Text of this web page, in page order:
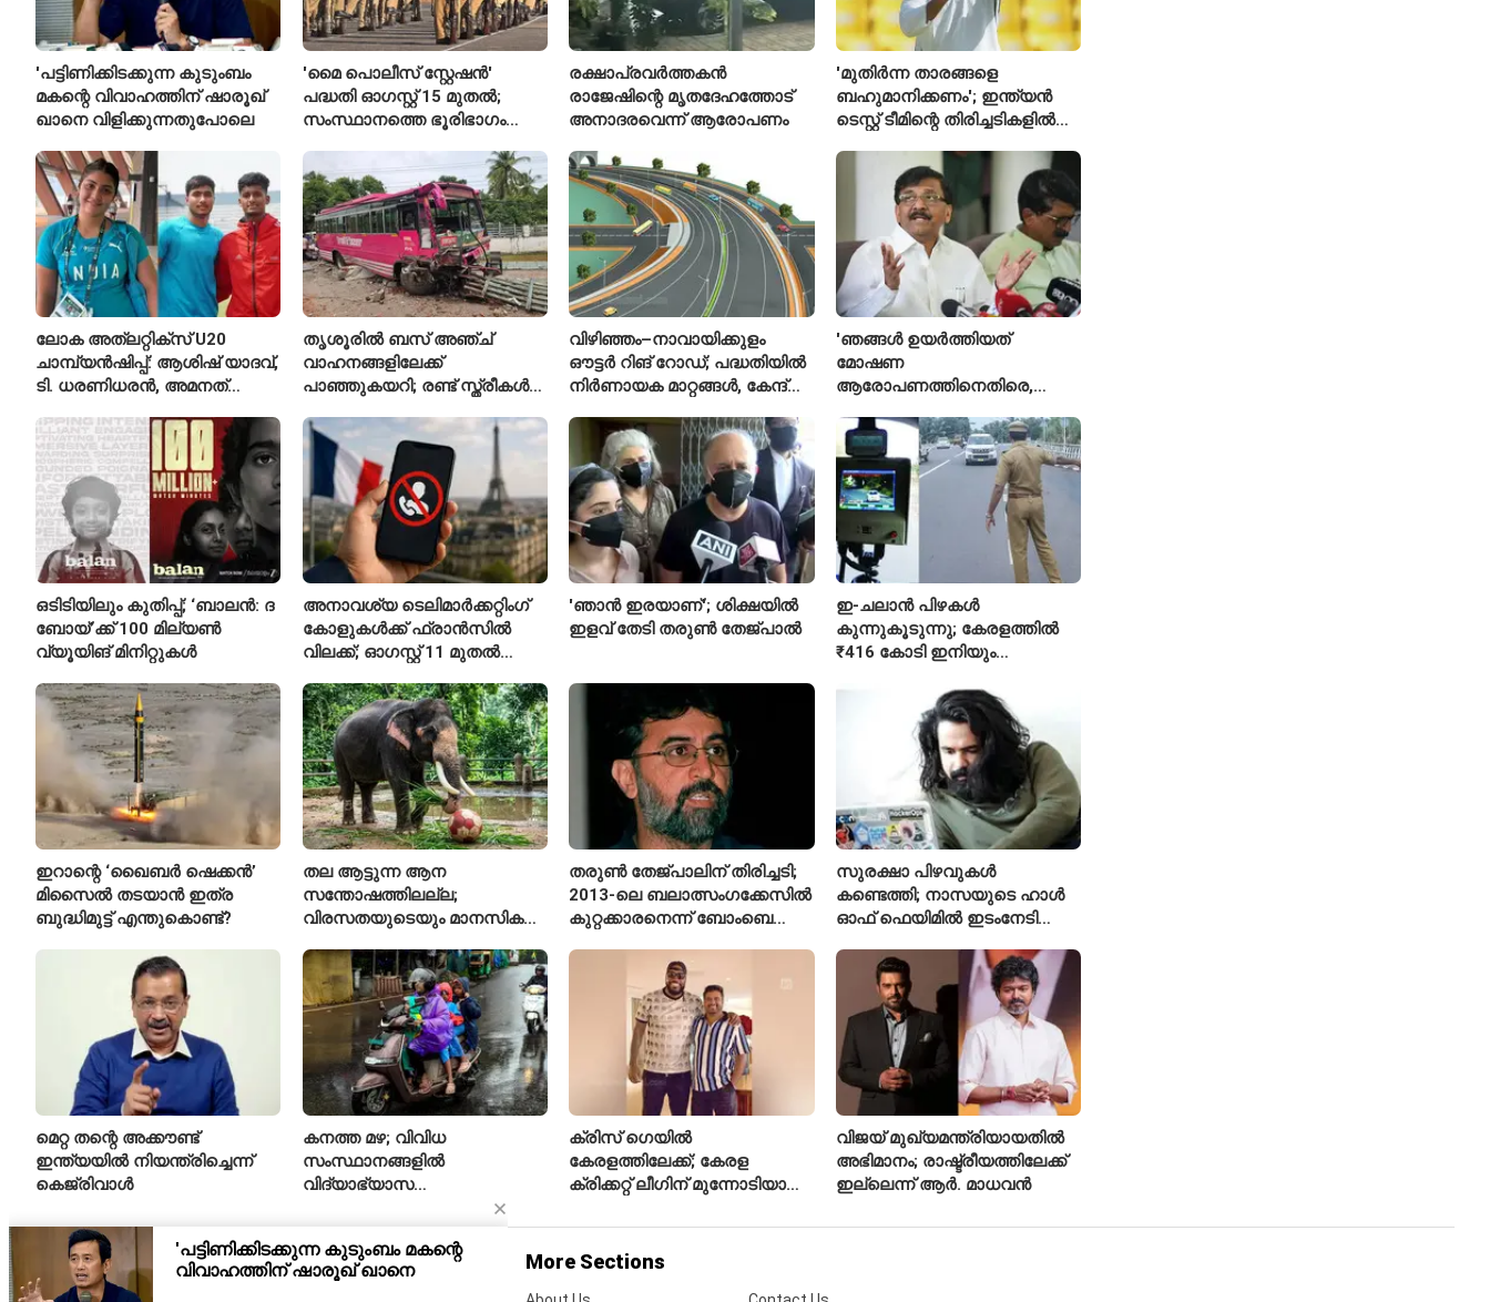
'പട്ടിണിക്കിടക്കുന്ന കുടുംബം
മകന്റെ വിവാഹത്തിന് ഷാരൂഖ്
ഖാനെ വിളിക്കുന്നതുപോലെ
'മൈ പൊലീസ് സ്റ്റേഷൻ'
പദ്ധതി ഓഗസ്റ്റ് 15 മുതൽ;
സംസ്ഥാനത്തെ ഭൂരിഭാഗം
എസ്‌ഐമാർക്ക്
രക്ഷാപ്രവർത്തകൻ
രാജേഷിന്റെ മൃതദേഹത്തോട്
അനാദരവെന്ന് ആരോപണം
'മുതിർന്ന താരങ്ങളെ
ബഹുമാനിക്കണം'; ഇന്ത്യൻ
ടെസ്റ്റ് ടീമിന്റെ തിരിച്ചടികളിൽ
ലോക അത്‌ലറ്റിക്സ് U20
ചാമ്പ്യൻഷിപ്പ്: ആശിഷ് യാദവ്,
ടി. ധരണിധരൻ, അമനത്
തൃശൂരിൽ ബസ് അഞ്ച്
വാഹനങ്ങളിലേക്ക്
പാഞ്ഞുകയറി; രണ്ട് സ്ത്രീകൾ
വിഴിഞ്ഞം–നാവായിക്കുളം
ഔട്ടർ റിങ് റോഡ്; പദ്ധതിയിൽ
നിർണായക മാറ്റങ്ങൾ, കേന്ദ്രം
'ഞങ്ങൾ ഉയർത്തിയത്
മോഷണ
ആരോപണത്തിനെതിരെ,
റിജിജുവിന് മറുപടിയുമായി
സഞ്ജയ് റാവത്ത്
ഒടിടിയിലും കുതിപ്പ്; ‘ബാലൻ: ദ
ബോയ്’ക്ക് 100 മില്യൺ
വ്യൂയിങ് മിനിറ്റുകൾ
അനാവശ്യ ടെലിമാർക്കറ്റിംഗ്
കോളുകൾക്ക് ഫ്രാൻസിൽ
വിലക്ക്; ഓഗസ്റ്റ് 11 മുതൽ
'ഞാൻ ഇരയാണ്'; ശിക്ഷയിൽ
ഇളവ് തേടി തരുണ്‍ തേജ്പാൽ
ഇ-ചലാൻ പിഴകൾ
കുന്നുകൂടുന്നു; കേരളത്തിൽ
₹416 കോടി ഇനിയും
ഇറാന്റെ ‘ഖൈബർ ഷെക്കൻ’
മിസൈൽ തടയാൻ ഇത്ര
ബുദ്ധിമുട്ട് എന്തുകൊണ്ട്?
തല ആട്ടുന്ന ആന
സന്തോഷത്തിലല്ല;
വിരസതയുടെയും മാനസിക
ലക്ഷണമെന്ന് വിദഗ്ധർ
തരുൺ തേജ്പാലിന് തിരിച്ചടി;
2013-ലെ ബലാത്സംഗക്കേസിൽ
കുറ്റക്കാരനെന്ന് ബോംബെ
സുരക്ഷാ പിഴവുകൾ
കണ്ടെത്തി; നാസയുടെ ഹാൾ
ഓഫ് ഫെയിമിൽ ഇടംനേടി
മെറ്റ തന്റെ അക്കൗണ്ട്
ഇന്ത്യയിൽ നിയന്ത്രിച്ചെന്ന്
കെജ്‌രിവാൾ
കനത്ത മഴ; വിവിധ
സംസ്ഥാനങ്ങളിൽ
വിദ്യാഭ്യാസ
ക്രിസ് ഗെയിൽ
കേരളത്തിലേക്ക്; കേരള
ക്രിക്കറ്റ് ലീഗിന് മുന്നോടിയായി
നൽകും
വിജയ് മുഖ്യമന്ത്രിയായതിൽ
അഭിമാനം; രാഷ്ട്രീയത്തിലേക്ക്
ഇല്ലെന്ന് ആർ. മാധവൻ
More Sections